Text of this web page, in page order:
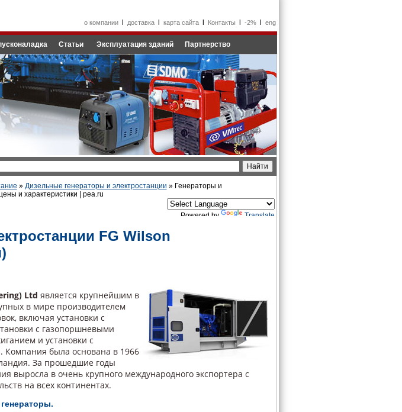
о компанииl доставкаl карта сайтаl Контакты -2%l eng
Статьи Эксплуатация зданий Партнерство
» Дизельные генераторы и электростанции » Генераторы и
и характеристики | pea.ru
Powered by Translate
FG Wilson
Ltd является крупнейшим в
в мире производителем
включая установки с
с газопоршневыми
и установки с
Компания была основана в 1966
За прошедшие годы
выросла в очень крупного международного экспортера с
на всех континентах.